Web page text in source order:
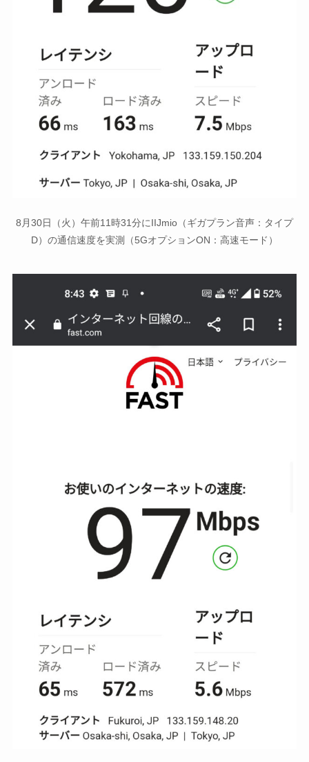
8月30日（火）午前11時31分にIIJmio（ギガプラン音声：タイプ
D）の通信速度を実測（5GオプションON：高速モード）